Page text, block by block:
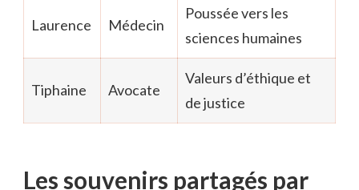
Laurence Médecin
Poussée vers les
sciences humaines
Tiphaine Avocate
Valeurs d’éthique et
de justice
Les souvenirs partagés par